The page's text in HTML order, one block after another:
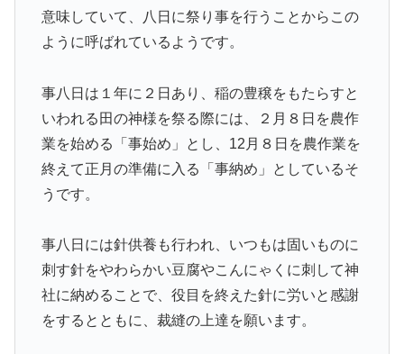
意味していて、八日に祭り事を行うことからこの
ように呼ばれているようです。
事八日は１年に２日あり、稲の豊穣をもたらすと
いわれる田の神様を祭る際には、２月８日を農作
業を始める「事始め」とし、12月８日を農作業を
終えて正月の準備に入る「事納め」としているそ
うです。
事八日には針供養も行われ、いつもは固いものに
刺す針をやわらかい豆腐やこんにゃくに刺して神
社に納めることで、役目を終えた針に労いと感謝
をするとともに、裁縫の上達を願います。